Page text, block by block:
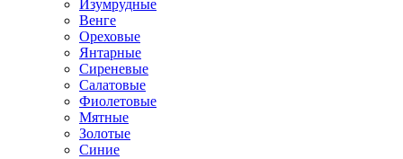
Изумрудные
Венге
Ореховые
Янтарные
Сиреневые
Салатовые
Фиолетовые
Мятные
Золотые
Синие